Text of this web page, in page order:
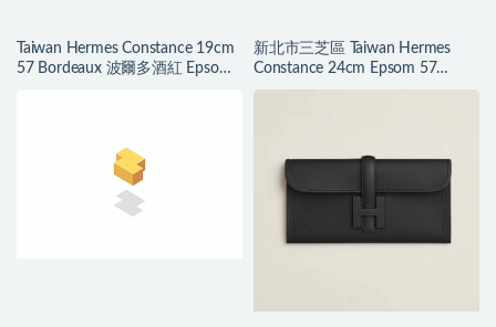
Taiwan Hermes Constance 19cm
57 Bordeaux 波爾多酒紅 Epsom
新北市三芝區 Taiwan Hermes
Constance 24cm Epsom 57
Bordeaux 波爾多酒紅